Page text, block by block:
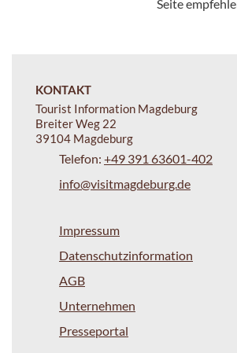
Seite
KONTAKT
Tourist Information Magdeburg
Breiter Weg 22
39104 Magdeburg
Telefon: +49 391 63601-402
info@visitmagdeburg.de
Impressum
Datenschutzinformation
AGB
Unternehmen
Presseportal